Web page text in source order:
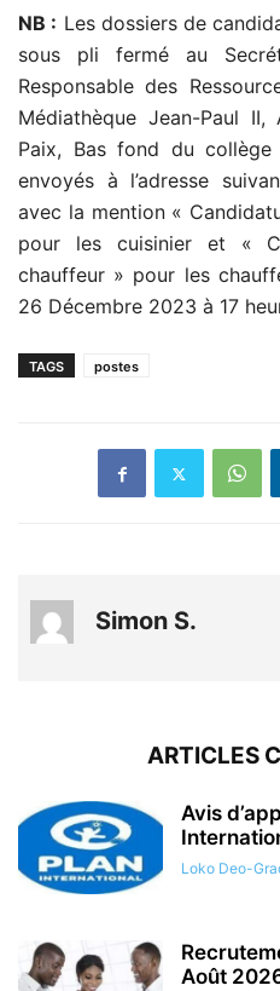
NB : Les dossiers de
sous pli fermé au
Responsable des
Médiathèque Jean-Paul
Paix, Bas fond du
envoyés à l’adresse
avec la mention «
pour les cuisinier et «
chauffeur » pour les
26 Décembre 2023 à 17
TAGS postes
Simon S.
ARTICLES
Avis
Loko Deo-
Août